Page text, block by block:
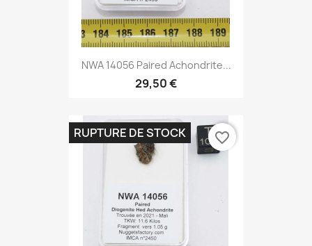
NWA 14056 Paired Achondrite...
29,50 €
RUPTURE DE STOCK favorite_border